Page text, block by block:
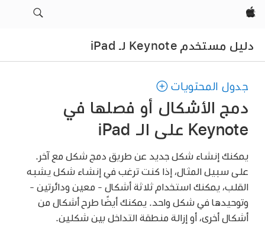
Apple‏
دليل مستخدم Keynote لـ iPad
جدول المحتويات
دمج الأشكال أو فصلها في
Keynote على الـ iPad
يمكنك إنشاء شكل جديد عن طريق دمج شكل مع آخر.
على سبيل المثال، إذا كنت ترغب في إنشاء شكل يشبه
القلب، يمكنك استخدام ثلاثة أشكال - معين ودائرتين -
وتوحيدها في شكل واحد. يمكنك أيضًا طرح أشكال من
أشكال أخرى، أو إزالة منطقة التداخل بين شكلين.